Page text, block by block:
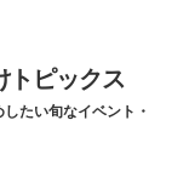
トピックス
たい旬なイベント・